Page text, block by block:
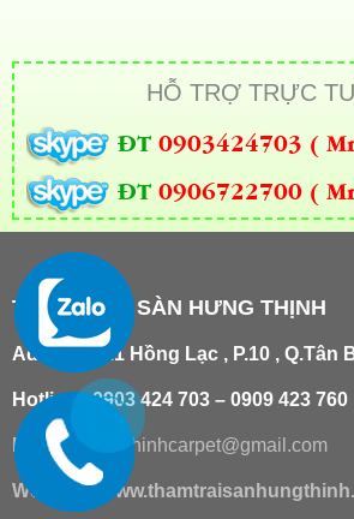
HỖ TRỢ TRỰC
ĐT 0903424703 (
ĐT 0906722700 (
THẢM TRẢI SÀN HƯNG THỊNH
Add : 181/21 Hồng Lạc , P.10 , Q.Tân
Hotline : 0903 424 703 – 0909 423
Email : hungthinhcarpet@gmail.com
Website: